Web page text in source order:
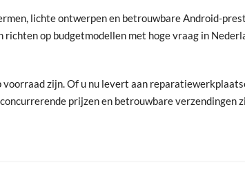
lichte ontwerpen en betrouwbare Android-
op budgetmodellen met hoge vraag in
zijn. Of u nu levert aan
prijzen en betrouwbare verzendingen